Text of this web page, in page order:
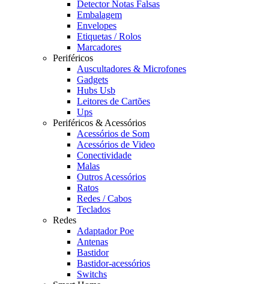
Detector Notas Falsas
Embalagem
Envelopes
Etiquetas / Rolos
Marcadores
Periféricos
Auscultadores & Microfones
Gadgets
Hubs Usb
Leitores de Cartões
Ups
Periféricos & Acessórios
Acessórios de Som
Acessórios de Video
Conectividade
Malas
Outros Acessórios
Ratos
Redes / Cabos
Teclados
Redes
Adaptador Poe
Antenas
Bastidor
Bastidor-acessórios
Switchs